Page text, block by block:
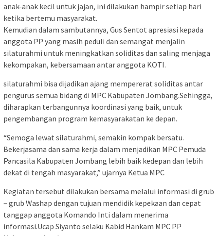
anak-anak kecil untuk jajan, ini dilakukan hampir setiap hari
ketika bertemu masyarakat.
Kemudian dalam sambutannya, Gus Sentot apresiasi kepada
anggota PP yang masih peduli dan semangat menjalin
silaturahmi untuk meningkatkan soliditas dan saling menjaga
kekompakan, kebersamaan antar anggota KOTI.
silaturahmi bisa dijadikan ajang mempererat soliditas antar
pengurus semua bidang di MPC Kabupaten Jombang.Sehingga,
diharapkan terbangunnya koordinasi yang baik, untuk
pengembangan program kemasyarakatan ke depan.
“Semoga lewat silaturahmi, semakin kompak bersatu.
Bekerjasama dan sama kerja dalam menjadikan MPC Pemuda
Pancasila Kabupaten Jombang lebih baik kedepan dan lebih
dekat di tengah masyarakat,” ujarnya Ketua MPC
Kegiatan tersebut dilakukan bersama melalui informasi di grub
– grub Washap dengan tujuan mendidik kepekaan dan cepat
tanggap anggota Komando Inti dalam menerima
informasi.Ucap Siyanto selaku Kabid Hankam MPC PP